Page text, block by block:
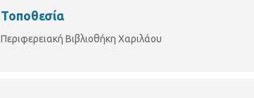
Τοποθεσία
Περιφερειακή Βιβλιοθήκη Χαριλάου